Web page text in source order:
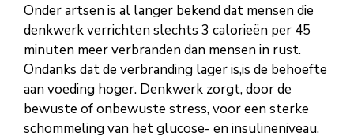
Onder artsen is al langer bekend dat mensen die
denkwerk verrichten slechts 3 calorieën per 45
minuten meer verbranden dan mensen in rust.
Ondanks dat de verbranding lager is,is de behoefte
aan voeding hoger. Denkwerk zorgt, door de
bewuste of onbewuste stress, voor een sterke
schommeling van het glucose- en insulineniveau.